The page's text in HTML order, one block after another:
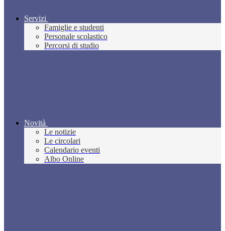
Servizi
Famiglie e studenti
Personale scolastico
Percorsi di studio
Novità
Le notizie
Le circolari
Calendario eventi
Albo Online